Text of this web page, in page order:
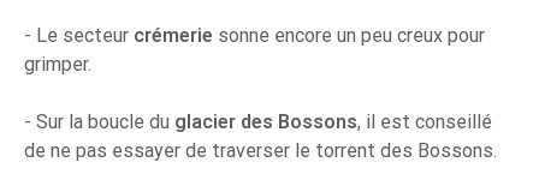
- Le secteur crémerie sonne encore un peu creux pour
grimper.
- Sur la boucle du glacier des Bossons, il est conseillé
de ne pas essayer de traverser le torrent des Bossons.